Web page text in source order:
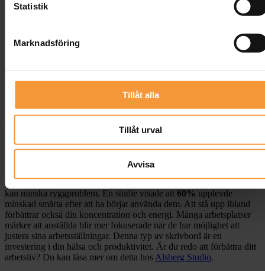
Statistik
Marknadsföring
Tillåt alla
Tillåt urval
Avvisa
De hjälper dig att arbeta smartare och känna dig mindre trött vid
Höj- och sänkbara skrivbord
flexibilitet. Med dessa kan du växla mellan att stå och sitta, vilket
kan minska ryggproblem. En studie visade att 60% upplevde
minskad smärta efter att ha börjat använda dem. Att stå upp ibland
förbättrar också din koncentration och energi. Många arbetsplatser
märker att anställda blir mer fokuserade när de har möjlighet att
justera sina arbetsställningar. Denna typ av skrivbord är en
investering i din hälsa och produktivitet. Är du redo att förbättra ditt
arbetsliv? Du kan läsa mer om detta hosAlsberg Studio.